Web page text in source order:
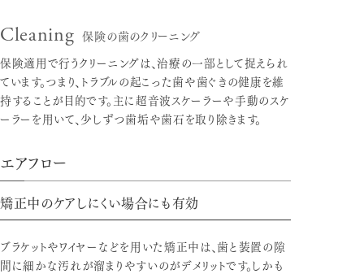
Cleaning 保険の歯のクリーニング
保険適用で行うクリーニングは、治療の一部として捉えられ
ています。つまり、トラブルの起こった歯や歯ぐきの健康を維
持することが目的です。主に超音波スケーラーや手動のスケ
ーラーを用いて、少しずつ歯垢や歯石を取り除きます。
エアフロー
矯正中のケアしにくい場合にも有効
ブラケットやワイヤーなどを用いた矯正中は、歯と装置の隙
間に細かな汚れが溜まりやすいのがデメリットです。しかも